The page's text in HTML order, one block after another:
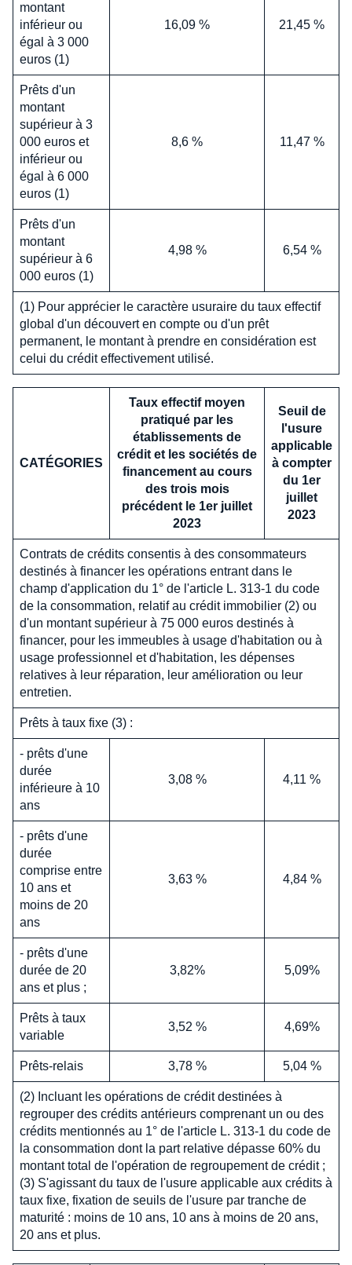
montant
inférieur ou
égal à 3 000
euros (1)
16,09 % 21,45 %
Prêts d'un
montant
supérieur à 3
000 euros et
inférieur ou
égal à 6 000
euros (1)
8,6 % 11,47 %
Prêts d'un
montant
supérieur à 6
000 euros (1)
4,98 % 6,54 %
(1) Pour apprécier le caractère usuraire du taux effectif
global d'un découvert en compte ou d'un prêt
permanent, le montant à prendre en considération est
celui du crédit effectivement utilisé.
CATÉGORIES
Taux effectif moyen
pratiqué par les
établissements de
crédit et les sociétés de
financement au cours
des trois mois
précédent le 1er juillet
2023
Seuil de
l'usure
applicable
à compter
du 1er
juillet
2023
Contrats de crédits consentis à des consommateurs
destinés à financer les opérations entrant dans le
champ d'application du 1° de l'article L. 313-1 du code
de la consommation, relatif au crédit immobilier (2) ou
d'un montant supérieur à 75 000 euros destinés à
financer, pour les immeubles à usage d'habitation ou à
usage professionnel et d'habitation, les dépenses
relatives à leur réparation, leur amélioration ou leur
entretien.
Prêts à taux fixe (3) :
- prêts d'une
durée
inférieure à 10
ans
3,08 % 4,11 %
- prêts d'une
durée
comprise entre
10 ans et
moins de 20
ans
3,63 % 4,84 %
- prêts d'une
durée de 20
ans et plus ;
3,82% 5,09%
Prêts à taux
variable
3,52 % 4,69%
Prêts-relais 3,78 % 5,04 %
(2) Incluant les opérations de crédit destinées à
regrouper des crédits antérieurs comprenant un ou des
crédits mentionnés au 1° de l'article L. 313-1 du code de
la consommation dont la part relative dépasse 60% du
montant total de l'opération de regroupement de crédit ;
(3) S'agissant du taux de l'usure applicable aux crédits à
taux fixe, fixation de seuils de l'usure par tranche de
maturité : moins de 10 ans, 10 ans à moins de 20 ans,
20 ans et plus.